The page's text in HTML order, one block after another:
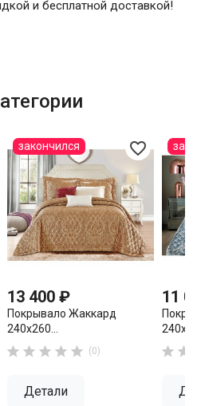
и бесплатной доставкой!
favorite_border
13 400 ₽
Покрывало Жаккард
240х260...
     (0)
Детали
закончился
11
 